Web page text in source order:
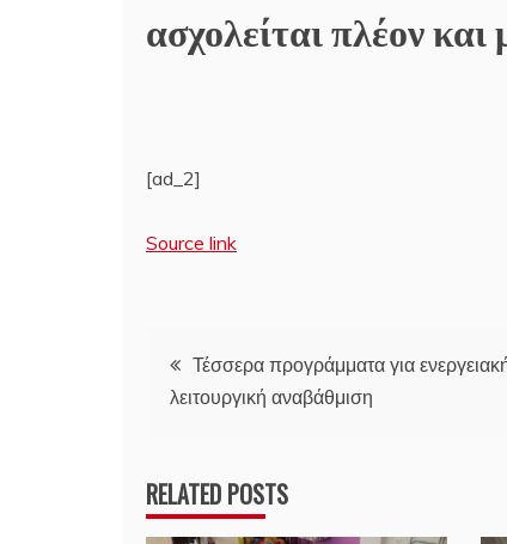
ασχολείται πλέον και
[ad_2]
Source link
Πλοήγηση
άρθρων
Τέσσερα προγράμματα για
λειτουργική αναβάθμιση
RELATED POSTS